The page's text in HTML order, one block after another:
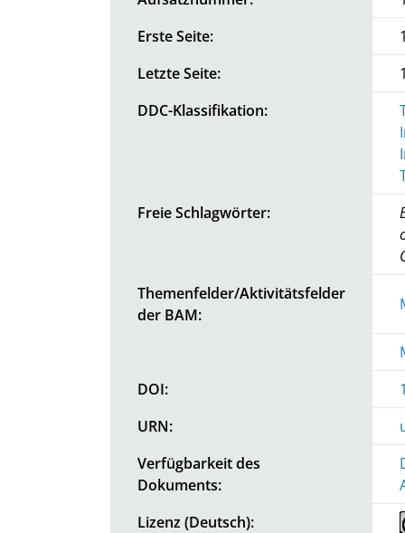
Erste Seite:
Letzte Seite:
DDC-Klassifikation:
Freie Schlagwörter:
Themenfelder/Aktivitätsfelder
der BAM:
DOI:
URN:
Verfügbarkeit des
Dokuments:
Lizenz (Deutsch):